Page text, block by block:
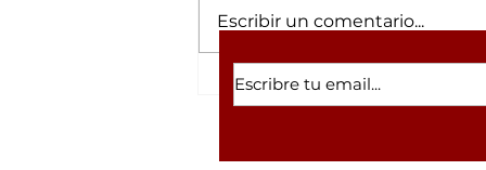
Desmantelan refugio
canino en Tulipanes
arrastraba la sombra de
Escribir un comentario...